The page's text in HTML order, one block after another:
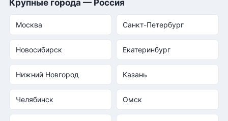
Крупные города — Россия
Москва Санкт-Петербург
Новосибирск Екатеринбург
Нижний Новгород Казань
Челябинск Омск